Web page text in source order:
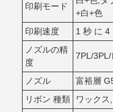
印刷モード
+白+色
印刷速度
1 秒 に 4
ノズルの精
度
7PL/
ノズル
富裕層
リボン 種類
ワック